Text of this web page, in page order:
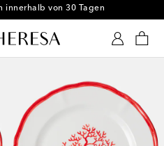
innerhalb von 30 Tagen